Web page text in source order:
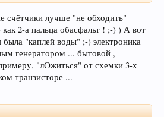
счётчики лучше "не обходить"
как 2-а пальца обасфальт ! ;-) ) А вот
была "каплей воды" ;-) электроника
генератором ... бытовой ,
"лОжиться" от схемки 3-х
транзисторе ...